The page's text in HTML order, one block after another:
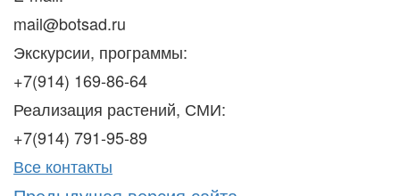
mail@botsad.ru
Экскурсии, программы:
+7(914) 169-86-64
Реализация растений, СМИ:
+7(914) 791-95-89
Все контакты